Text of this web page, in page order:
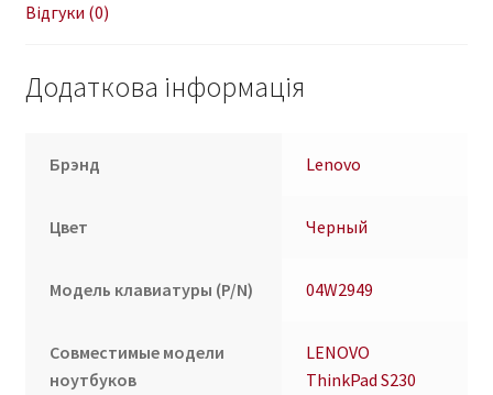
Відгуки (0)
Додаткова інформація
Брэнд Lenovo
Цвет Черный
Модель клавиатуры (P/N) 04W2949
Совместимые модели
ноутбуков
LENOVO
ThinkPad S230